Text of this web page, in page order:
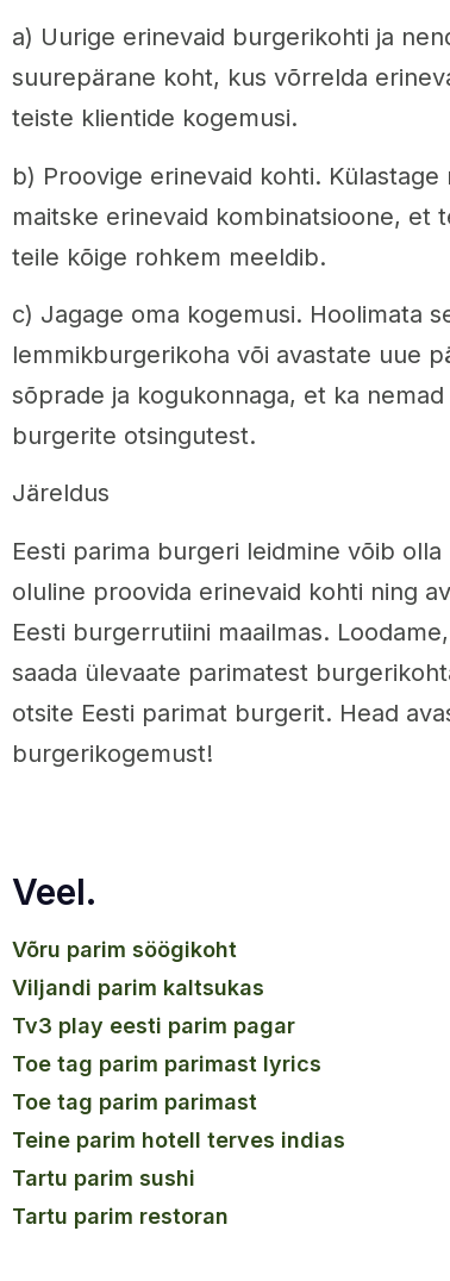
a) Uurige erinevaid burgerikohti ja
suurepärane koht, kus võrrelda
teiste klientide kogemusi.
b) Proovige erinevaid kohti.
maitske erinevaid kombinatsioone, et
teile kõige rohkem meeldib.
c) Jagage oma kogemusi. Hoolimata
lemmikburgerikoha või avastate uue
sõprade ja kogukonnaga, et ka
burgerite otsingutest.
Järeldus
Eesti parima burgeri leidmine võib
oluline proovida erinevaid kohti ning
Eesti burgerrutiini maailmas.
saada ülevaate parimatest
otsite Eesti parimat burgerit. Head
burgerikogemust!
Veel.
võru parim söögikoht
viljandi parim kaltsukas
tv3 play eesti parim pagar
toe tag parim parimast lyrics
toe tag parim parimast
teine parim hotell terves indias
tartu parim sushi
tartu parim restoran